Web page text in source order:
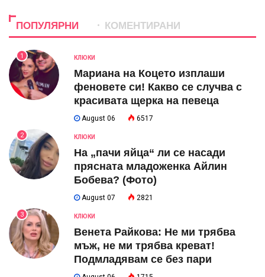
ПОПУЛЯРНИ КОМЕНТИРАНИ
1 КЛЮКИ
Мариана на Коцето изплаши
феновете си! Какво се случва с
красивата щерка на певеца
August 06 6517
2 КЛЮКИ
На „пачи яйца“ ли се насади
прясната младоженка Айлин
Бобева? (Фото)
August 07 2821
3 КЛЮКИ
Венета Райкова: Не ми трябва
мъж, не ми трябва креват!
Подмладявам се без пари